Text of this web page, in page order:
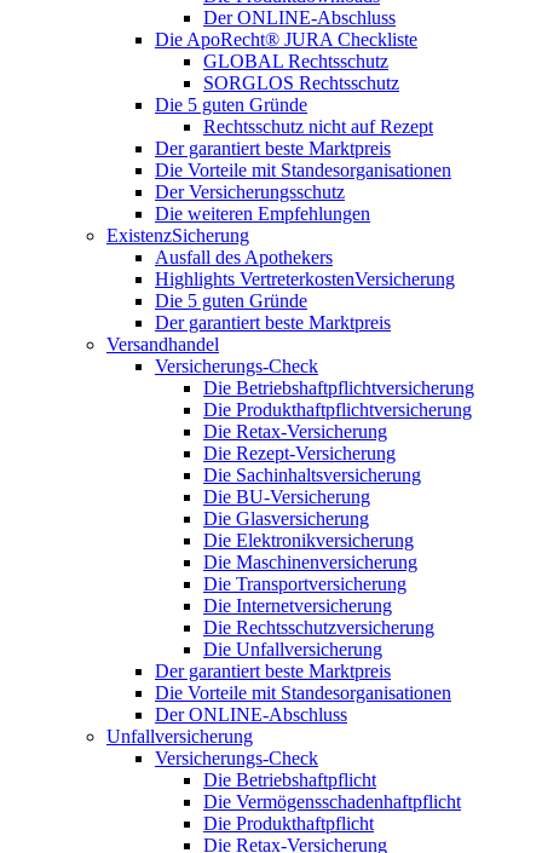
Der ONLINE-Abschluss
Die ApoRecht® JURA Checkliste
GLOBAL Rechtsschutz
SORGLOS Rechtsschutz
Die 5 guten Gründe
Rechtsschutz nicht auf Rezept
Der garantiert beste Marktpreis
Die Vorteile mit Standesorganisationen
Der Versicherungsschutz
Die weiteren Empfehlungen
ExistenzSicherung
Ausfall des Apothekers
Highlights VertreterkostenVersicherung
Die 5 guten Gründe
Der garantiert beste Marktpreis
Versandhandel
Versicherungs-Check
Die Betriebshaftpflichtversicherung
Die Produkthaftpflichtversicherung
Die Retax-Versicherung
Die Rezept-Versicherung
Die Sachinhaltsversicherung
Die BU-Versicherung
Die Glasversicherung
Die Elektronikversicherung
Die Maschinenversicherung
Die Transportversicherung
Die Internetversicherung
Die Rechtsschutzversicherung
Die Unfallversicherung
Der garantiert beste Marktpreis
Die Vorteile mit Standesorganisationen
Der ONLINE-Abschluss
Unfallversicherung
Versicherungs-Check
Die Betriebshaftpflicht
Die Vermögensschadenhaftpflicht
Die Produkthaftpflicht
Die Retax-Versicherung